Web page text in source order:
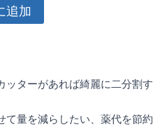
追加
ッターがあれば綺麗に二分割す
て量を減らしたい、薬代を節約